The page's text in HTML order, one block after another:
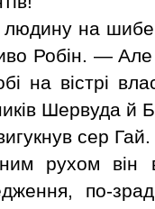
на
Робін. — Але
на вістрі
Шервуда й
сер Гай.
рухом він
по-